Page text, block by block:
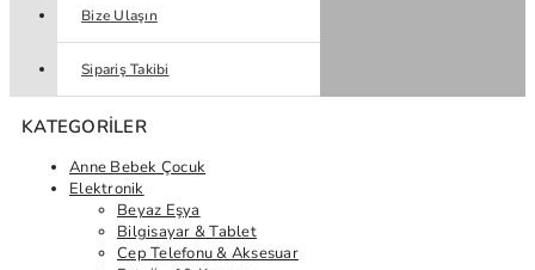
Bize Ulaşın
Sipariş Takibi
KATEGORILER
Anne Bebek Çocuk
Elektronik
Beyaz Eşya
Bilgisayar & Tablet
Cep Telefonu & Aksesuar